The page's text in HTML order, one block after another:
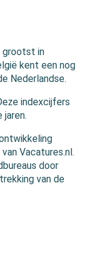
grootst in
kent een nog
Nederlandse.
indexcijfers
Vacatures.nl.
door
van de